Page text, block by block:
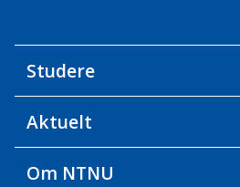
Studere
Aktuelt
Om NTNU